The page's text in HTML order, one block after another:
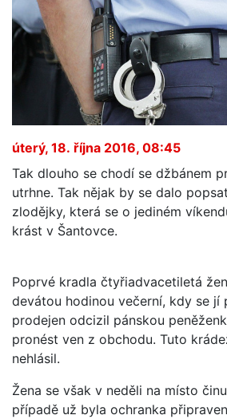
úterý, 18. října 2016, 08:45
Tak dlouho se chodí se džbánem
utrhne. Tak nějak by se dalo
zlodějky, která se o jediném
krást v Šantovce.
Poprvé kradla čtyřiadvacetiletá
devátou hodinou večerní, kdy se jí
prodejen odcizil pánskou
pronést ven z obchodu. Tuto
nehlásil.
Žena se však v neděli na místo
případě už byla ochranka